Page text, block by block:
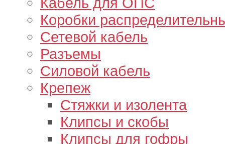
Коробки
Сетевой кабель
Разъемы
Силовой кабель
Крепеж
Стяжки и изолента
Клипсы и скобы
Клипсы для гофры